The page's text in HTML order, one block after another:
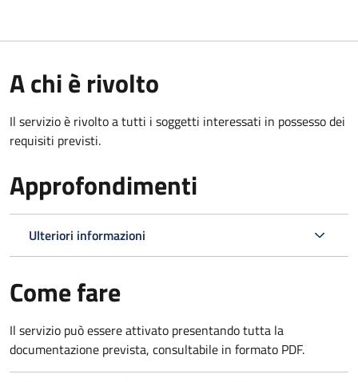
A chi è rivolto
Il servizio è rivolto a tutti i soggetti interessati in possesso dei
requisiti previsti.
Approfondimenti
Ulteriori informazioni
Come fare
Il servizio può essere attivato presentando tutta la
documentazione prevista, consultabile in formato PDF.